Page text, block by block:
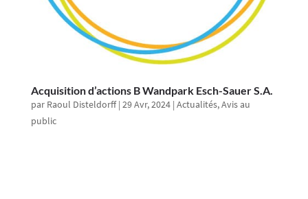
Acquisition d’actions B Wandpark Esch-Sauer S.A.
par Raoul Disteldorff| 29 Avr, 2024| Actualités,Avis au
public